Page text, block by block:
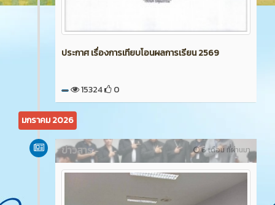
ประกาศ เรื่องการเทียบโอนผลการเรียน 2569
15324 0
มกราคม 2026
6 เดือน ที่ผ่านมา
ข่าวสาร